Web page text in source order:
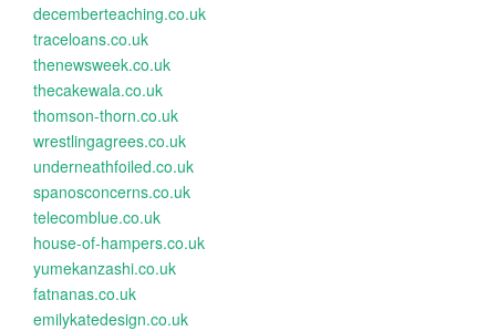
decemberteaching.co.uk
traceloans.co.uk
thenewsweek.co.uk
thecakewala.co.uk
thomson-thorn.co.uk
wrestlingagrees.co.uk
underneathfoiled.co.uk
spanosconcerns.co.uk
telecomblue.co.uk
house-of-hampers.co.uk
yumekanzashi.co.uk
fatnanas.co.uk
emilykatedesign.co.uk